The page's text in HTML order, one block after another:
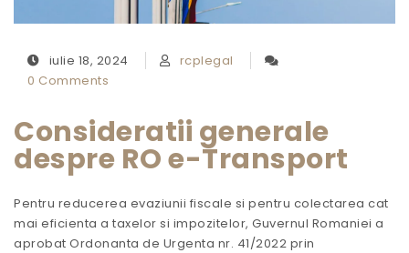
iulie 18, 2024
rcplegal
0 Comments
Consideratii generale
despre RO e-Transport
Pentru reducerea evaziunii fiscale si pentru colectarea cat
mai eficienta a taxelor si impozitelor, Guvernul Romaniei a
aprobat Ordonanta de Urgenta nr. 41/2022 prin